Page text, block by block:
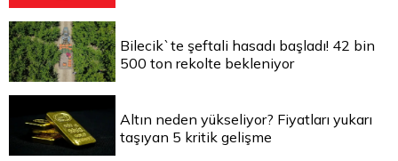
Bilecik`te şeftali hasadı başladı! 42 bin
500 ton rekolte bekleniyor
Altın neden yükseliyor? Fiyatları yukarı
taşıyan 5 kritik gelişme